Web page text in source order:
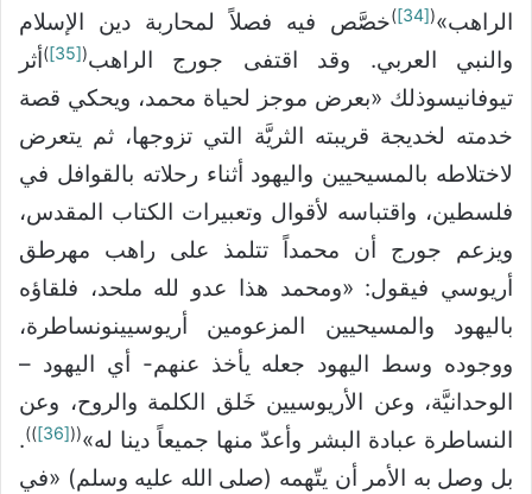
الراهب»(
[34]
)خصَّص فيه فصلاً لمحاربة دين الإسلام
والنبي العربي. وقد اقتفى جورج الراهب(
[35]
)أثر
تيوفانيسوذلك «بعرض موجز لحياة محمد، ويحكي قصة
خدمته لخديجة قريبته الثريَّة التي تزوجها، ثم يتعرض
لاختلاطه بالمسيحيين واليهود أثناء رحلاته بالقوافل في
فلسطين، واقتباسه لأقوال وتعبيرات الكتاب المقدس،
ويزعم جورج أن محمداً تتلمذ على راهب مهرطق
أريوسي فيقول: «ومحمد هذا عدو لله ملحد، فلقاؤه
باليهود والمسيحيين المزعومين أريوسيينونساطرة،
ووجوده وسط اليهود جعله يأخذ عنهم- أي اليهود –
الوحدانيَّة، وعن الأريوسيين خَلق الكلمة والروح، وعن
النساطرة عبادة البشر وأعدّ منها جميعاً دينا له»((
[36]
))
.
بل وصل به الأمر أن يتّهمه (صلى الله عليه وسلم) «في